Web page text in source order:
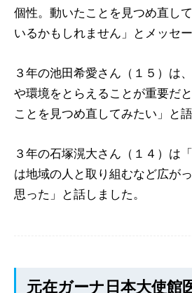
個性。動いたことを見つめ直し
いるかもしれません」とメッセ
３年の池田希愛さん（１５）は
や環境をとらえることが重要だ
ことを見つめ直してみたい」と語
３年の石塚滉大さん（１４）は
は地域の人と取り組むなど広が
思った」と話しました。
元在ガーナ日本大使館